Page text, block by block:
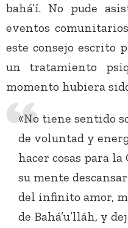
bahá’í. No pude
eventos
este consejo escrito
un tratamiento
momento hubiera
«No tiene sentido
de voluntad y
hacer cosas para la
su mente
del infinito amor,
de Bahá’u’lláh, y